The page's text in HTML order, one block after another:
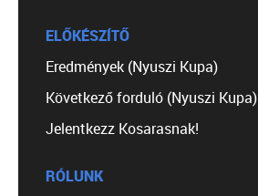
ELŐKÉSZÍTŐ
Eredmények (Nyuszi Kupa)
Következő forduló (Nyuszi Kupa)
Jelentkezz Kosarasnak!
RÓLUNK